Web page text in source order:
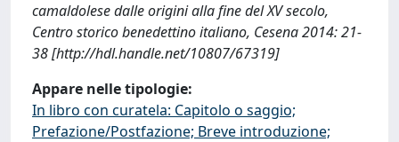
camaldolese dalle origini alla fine del XV secolo,
Centro storico benedettino italiano, Cesena 2014: 21-
38 [http://hdl.handle.net/10807/67319]
Appare nelle tipologie:
In libro con curatela: Capitolo o saggio;
Prefazione/Postfazione; Breve introduzione;